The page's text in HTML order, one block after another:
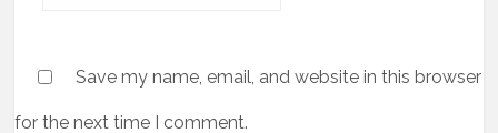
Save my name, email, and website in this browser
for the next time I comment.